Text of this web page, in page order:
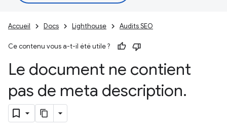
Accueil Docs Lighthouse Audits SEO
Ce contenu vous a-t-il été utile ?
Le document ne contient
pas de meta description.